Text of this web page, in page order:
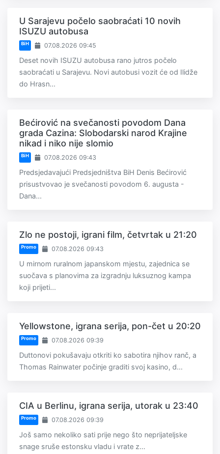
U Sarajevu počelo saobraćati 10 novih
ISUZU autobusa
BiH 07.08.2026 09:45
Deset novih ISUZU autobusa rano jutros počelo
saobraćati u Sarajevu. Novi autobusi vozit će od Ilidže
do Hrasn...
Bećirović na svečanosti povodom Dana
grada Cazina: Slobodarski narod Krajine
nikad i niko nije slomio
BiH 07.08.2026 09:43
Predsjedavajući Predsjedništva BiH Denis Bećirović
prisustvovao je svečanosti povodom 6. augusta -
Dana...
Zlo ne postoji, igrani film, četvrtak u 21:20
Promo 07.08.2026 09:43
U mirnom ruralnom japanskom mjestu, zajednica se
suočava s planovima za izgradnju luksuznog kampa
koji prijeti...
Yellowstone, igrana serija, pon-čet u 20:20
Promo 07.08.2026 09:39
Duttonovi pokušavaju otkriti ko sabotira njihov ranč, a
Thomas Rainwater počinje graditi svoj kasino, d...
CIA u Berlinu, igrana serija, utorak u 23:40
Promo 07.08.2026 09:39
Još samo nekoliko sati prije nego što neprijateljske
snage sruše estonsku vladu i vrate z...